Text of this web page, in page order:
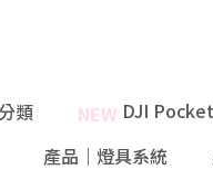
類 NEW DJI
產品｜燈具系統